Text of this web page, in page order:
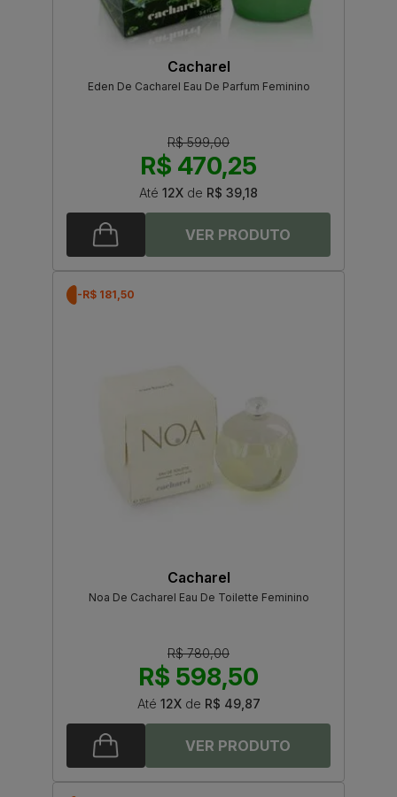
Cacharel
Eden De Cacharel Eau De Parfum Feminino
R$ 599,00
R$ 470,25
Até 12X de R$ 39,18
-R$ 181,50
Cacharel
Noa De Cacharel Eau De Toilette Feminino
R$ 780,00
R$ 598,50
Até 12Xde R$ 49,87